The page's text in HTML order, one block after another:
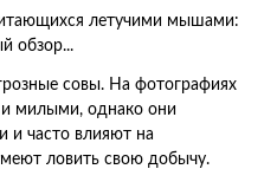
совы. На фотографиях
милыми, однако они
и часто влияют на
ловить свою добычу.